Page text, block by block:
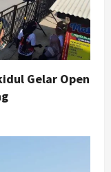
Gelar Open